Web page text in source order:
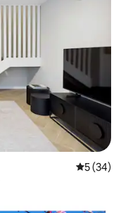
5 (34)